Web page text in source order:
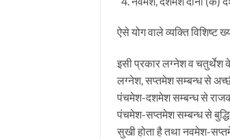
ऐसे योग वाले व्यक्ति विशिष्ट
इसी प्रकार लग्नेश व चतुर्थेश
लग्नेश, सप्तमेश सम्बन्ध से
पंचमेश-दशमेश सम्बन्ध से
पंचमेश-सप्तमेश सम्बन्ध से
सुखी होता है तथा नवमेश-